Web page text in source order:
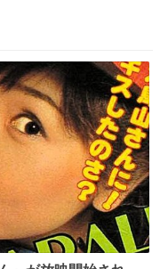
の股裂け状態でのト
が1番楽